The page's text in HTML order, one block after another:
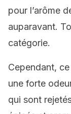
pour l’arôme
auparavant.
catégorie.
Cependant,
une forte
qui sont